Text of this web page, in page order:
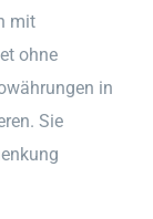
mit
ohne
in
Sie